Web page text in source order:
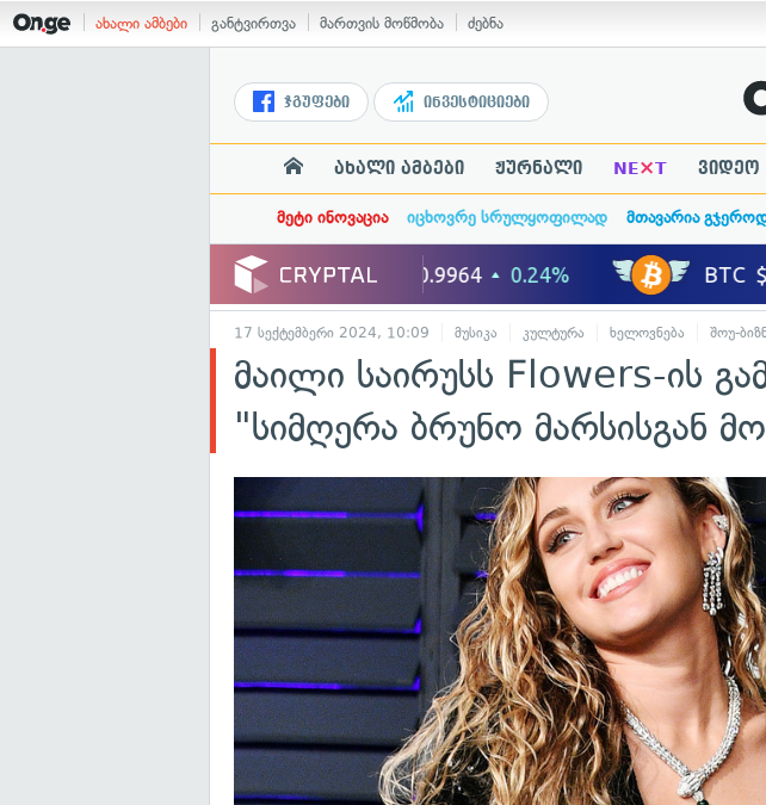
ახალი ამბები განტვირთვა მართვის მოწმობა ძებნა
ჯგუფები ინვესტიციები
ახალი ამბები ჟურნალი NE×T ვიდეო
მეტი ინოვაცია იცხოვრე სრულყოფილად მთავარია
17 სექტემბერი 2024, 10:09 მუსიკა კულტურა ხელოვნება შოუ-
მაილი საირუსს Flowers-ის
"სიმღერა ბრუნო მარსისგან